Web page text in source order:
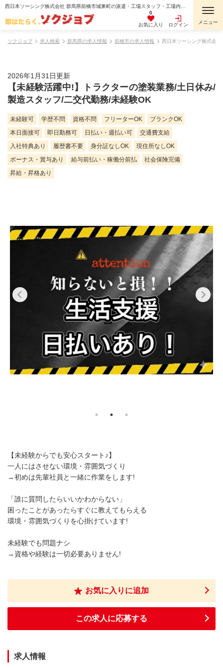
0
お気に入り ログイン
ソクジョブ 求人検索 群馬県の求人情報 前橋市の求人情報 西日本ソーシング株式会
2026年1月31日更新
【未経験活躍中!】トラクターの塗装業務/土日休み/
製造スタッフ/二交代勤務/未経験OK
未経験可 学歴不問 資格不問 フリーターOK
ブランクOK
本日面接可
即日勤務可 日払い・週払い可
交通費支給
入社特典あり
履歴書不要 身分証なしOK
現住所なしOK
ボーナス・賞与あり
給与前払い・稼働分前払
社会保険完備
昇給・昇格あり
【未経験からでも安心スタート♪】
一人にはさせない環境・雰囲気づくり
→初めは先輩社員と一緒に作業をします!
「誰に質問したらいいかわからない」
困ったことがあったらすぐに教えてもらえる
環境・雰囲気づくりを心掛けています!
未経験でも問題ナシ
→資格や経験は一切必要ありません!
お気に入りに追加
この求人に応募する
求人情報